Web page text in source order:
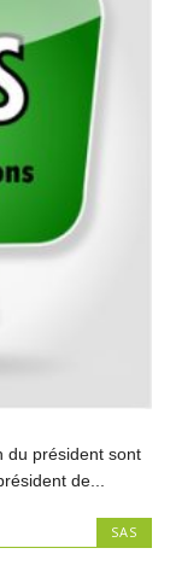
du président sont
de...
SAS